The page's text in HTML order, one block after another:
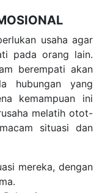
usaha agar
pada orang lain.
berempati akan
hubungan yang
kemampuan ini
melatih otot-
situasi dan
mereka, dengan